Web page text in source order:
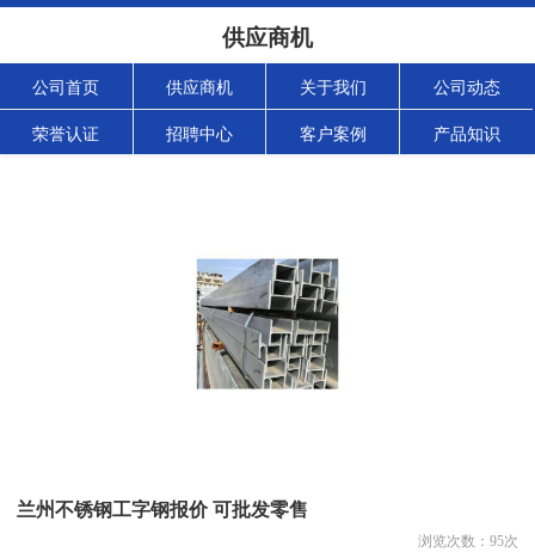
供应商机
公司首页 供应商机 关于我们 公司动态
荣誉认证 招聘中心 客户案例 产品知识
兰州不锈钢工字钢报价 可批发零售
浏览次数： 95次